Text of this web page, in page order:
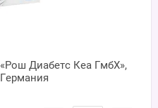
«Рош Диабетс Кеа ГмбХ»,
Германия